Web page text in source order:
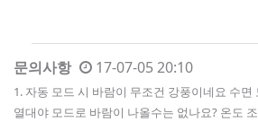
문의사항 17-07-05 20:10
1. 자동 모드 시 바람이 무조건 강풍이네요 수
열대야 모드로 바람이 나올수는 없나요? 온도